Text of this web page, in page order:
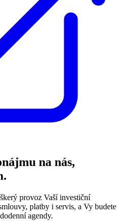
na nás,
provoz Vaší investiční
platby i servis, a Vy budete
agendy.